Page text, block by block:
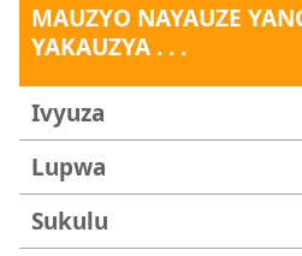
MAUZYO NAYAUZE
YAKAUZYA . . .
Ivyuza
Lupwa
Sukulu